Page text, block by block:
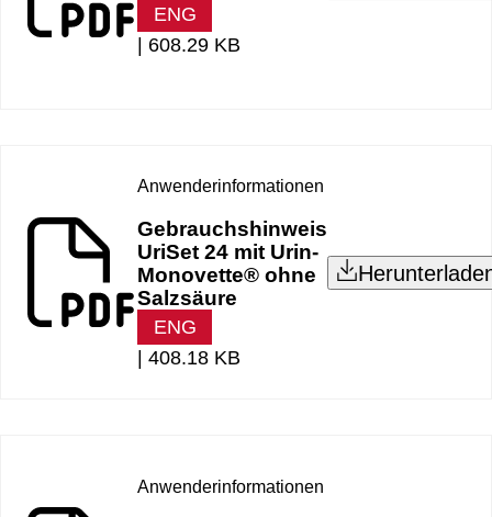
ENG
608.29 KB
Anwenderinformationen
Gebrauchshinweis
UriSet 24 mit Urin-
Monovette® ohne
Salzsäure
ENG
408.18 KB
Anwenderinformationen